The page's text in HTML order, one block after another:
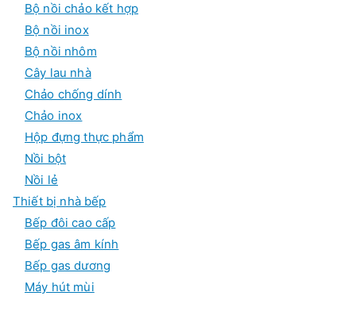
Bộ nồi chảo kết hợp
Bộ nồi inox
Bộ nồi nhôm
Cây lau nhà
Chảo chống dính
Chảo inox
Hộp đựng thực phẩm
Nồi bột
Nồi lẻ
Thiết bị nhà bếp
Bếp đôi cao cấp
Bếp gas âm kính
Bếp gas dương
Máy hút mùi